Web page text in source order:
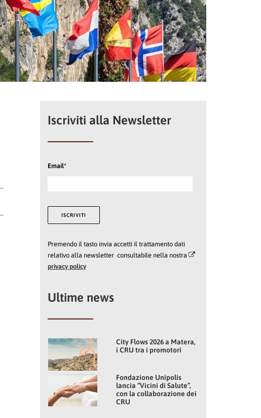
Iscriviti alla Newsletter
Email*
Premendo il tasto invia accetti il trattamento dati
relativo alla newsletter consultabile nella nostra
privacy policy
Ultime news
City Flows 2026 a Matera,
i CRU tra i promotori
Fondazione Unipolis
lancia “Vicini di Salute”,
con la collaborazione dei
CRU